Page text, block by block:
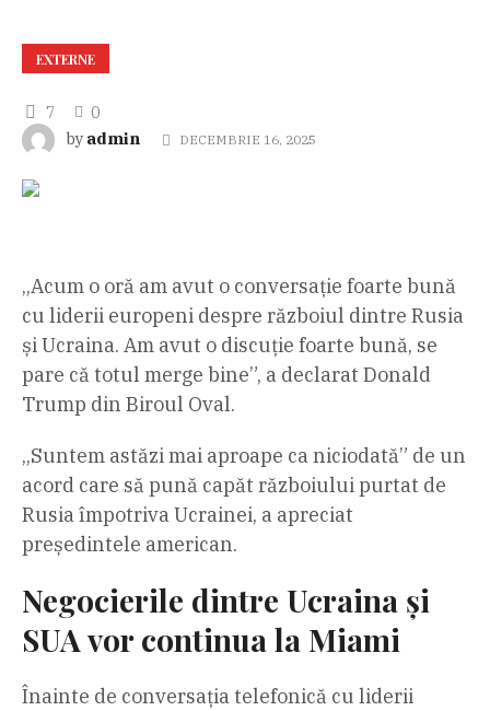
EXTERNE
7
0
by admin DECEMBRIE 16, 2025
„Acum o oră am avut o conversație foarte bună
cu liderii europeni despre războiul dintre Rusia
și Ucraina. Am avut o discuție foarte bună, se
pare că totul merge bine”, a declarat Donald
Trump din Biroul Oval.
„Suntem astăzi mai aproape ca niciodată” de un
acord care să pună capăt războiului purtat de
Rusia împotriva Ucrainei, a apreciat
președintele american.
Negocierile dintre Ucraina și
SUA vor continua la Miami
Înainte de conversația telefonică cu liderii